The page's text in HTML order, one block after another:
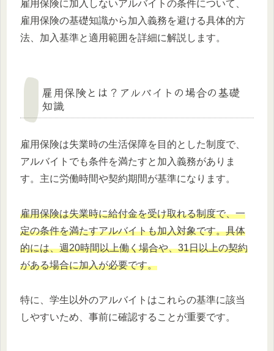
雇用保険に加入しないアルバイトの条件について、
雇用保険の基礎知識から加入義務を避ける具体的方
法、加入基準と適用範囲を詳細に解説します。
雇用保険とは？アルバイトの場合の基礎
知識
雇用保険は失業時の生活保障を目的とした制度で、
アルバイトでも条件を満たすと加入義務がありま
す。主に労働時間や契約期間が基準になります。
雇用保険は失業時に給付金を受け取れる制度で、一
定の条件を満たすアルバイトも加入対象です。具体
的には、週20時間以上働く場合や、31日以上の契約
がある場合に加入が必要です。
特に、学生以外のアルバイトはこれらの基準に該当
しやすいため、事前に確認することが重要です。